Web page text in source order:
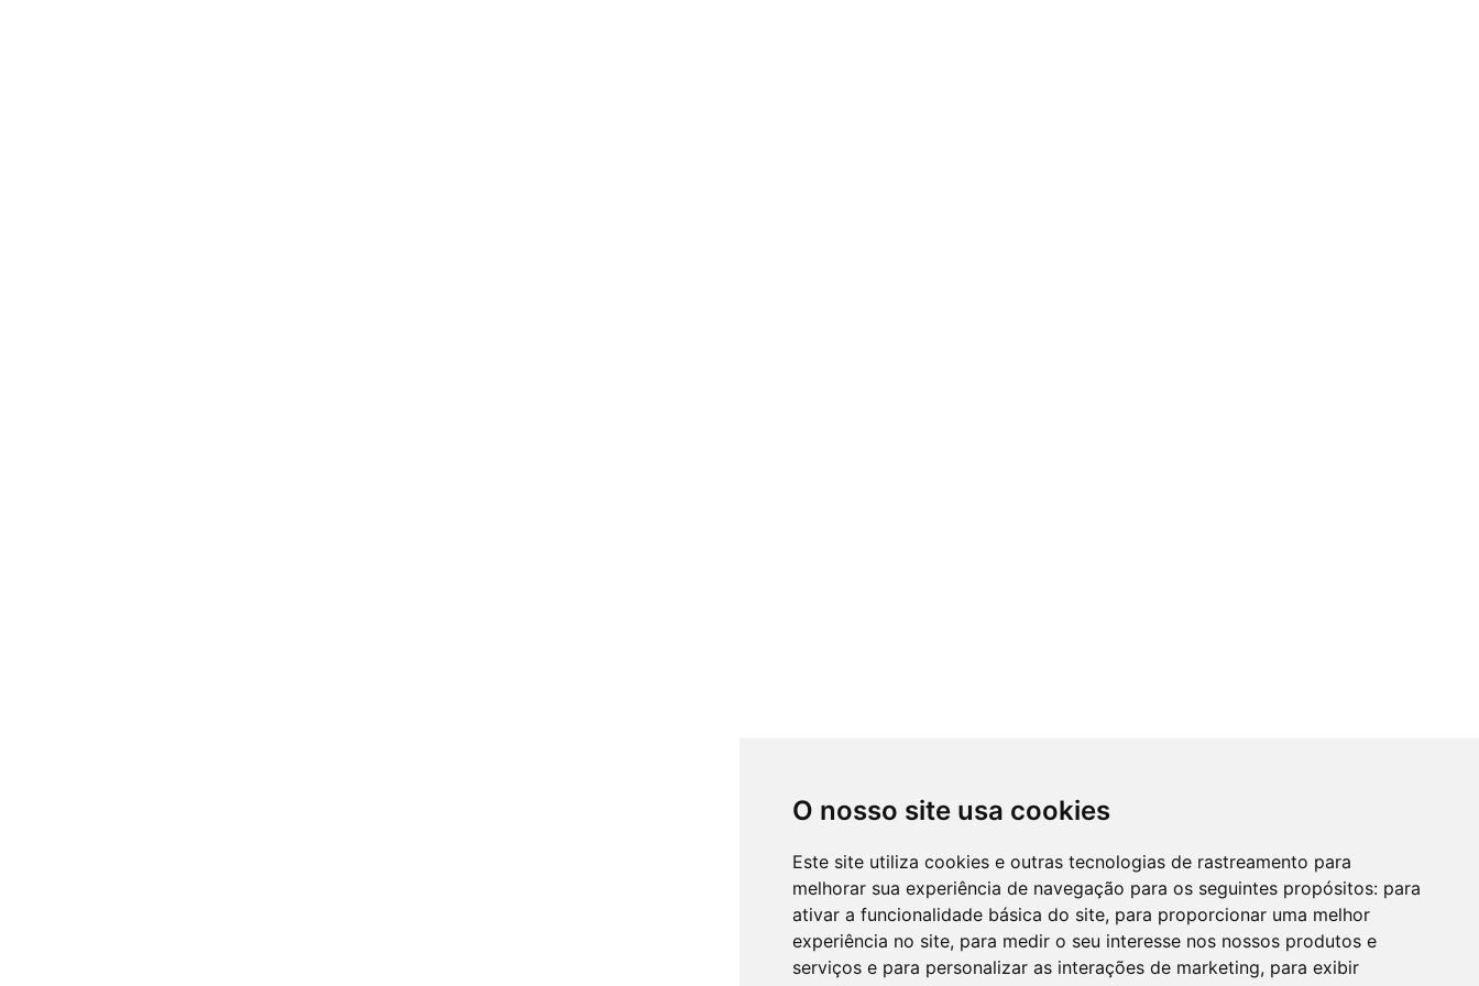
O nosso site usa cookies
Este site utiliza cookies e outras tecnologias de rastreamento para
melhorar sua experiência de navegação para os seguintes propósitos: para
ativar a funcionalidade básica do site, para proporcionar uma melhor
experiência no site, para medir o seu interesse nos nossos produtos e
serviços e para personalizar as interações de marketing, para exibir